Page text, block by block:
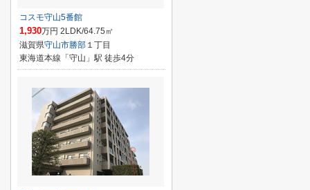
コスモ守山5番館
1,930万円 2LDK/64.75㎡
滋賀県守山市勝部 １丁目
東海道本線「守山」駅 徒歩4分